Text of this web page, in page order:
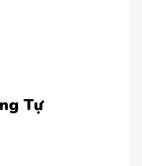
Tự